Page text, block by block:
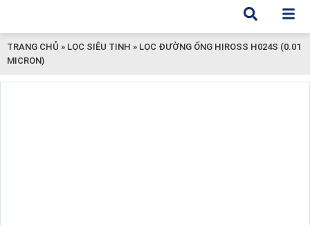
TRANG CHỦ » LỌC SIÊU TINH » LỌC ĐƯỜNG ỐNG HIROSS H024S (0.01
MICRON)